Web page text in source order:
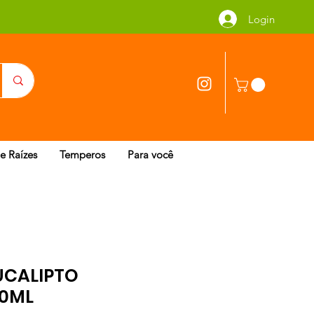
Login
Raízes Temperos Para você